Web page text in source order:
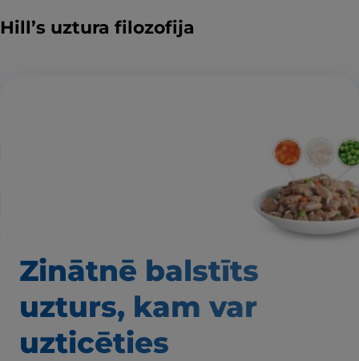
Hill’s uztura filozofija
Zinātnē balstīts
uzturs, kam var
uzticēties